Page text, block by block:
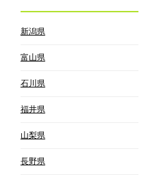
新潟県
富山県
石川県
福井県
山梨県
長野県